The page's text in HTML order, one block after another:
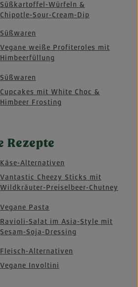
Süßkartoffel-Würfeln &
Chipotle-Sour-Cream-Dip
Süßwaren
Vegane weiße Profiteroles mit
Himbeerfüllung
Süßwaren
Cupcakes mit White Choc &
Himbeer Frosting
Rezepte
Käse-Alternativen
Vantastic Cheezy Sticks mit
Wildkräuter-Preiselbeer-Chutney
Vegane Pasta
Ravioli-Salat im Asia-Style mit
Sesam-Soja-Dressing
Fleisch-Alternativen
Vegane Involtini